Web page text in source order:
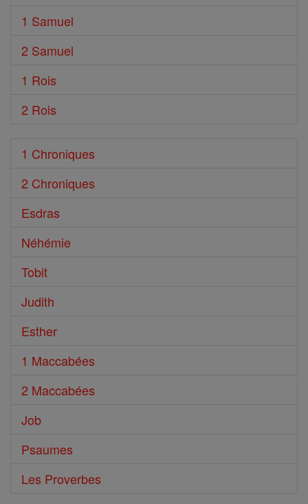
1 Samuel
2 Samuel
1 Rois
2 Rois
1 Chroniques
2 Chroniques
Esdras
Néhémie
Tobit
Judith
Esther
1 Maccabées
2 Maccabées
Job
Psaumes
Les Proverbes